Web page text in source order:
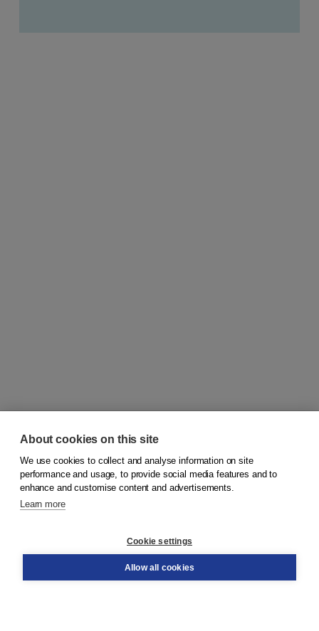
© 2026Koninklijke Boom uitgevers
Order
About cookies on this site
We use cookies to collect and analyse information on site
performance and usage, to provide social media features and to
enhance and customise content and advertisements.
Learn more
Cookie settings
Allow all cookies